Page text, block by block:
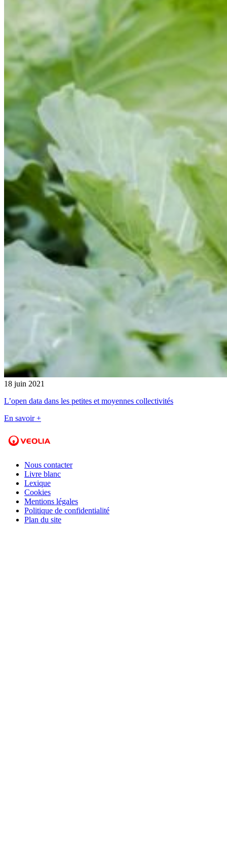
18 juin 2021
L’open data dans les petites et moyennes collectivités
En savoir +
Nous contacter
Livre blanc
Lexique
Cookies
Mentions légales
Politique de confidentialité
Plan du site